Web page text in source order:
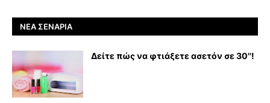
ΝΈΑ ΣΕΝΆΡΙΑ
Δείτε πώς να φτιάξετε ασετόν σε 30''!